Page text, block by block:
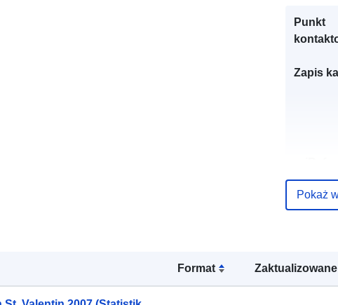
Format Zaktualizowane
Punkt
Zapis
Pokaż